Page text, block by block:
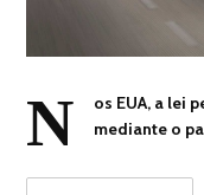
N
os EUA, a lei
mediante o